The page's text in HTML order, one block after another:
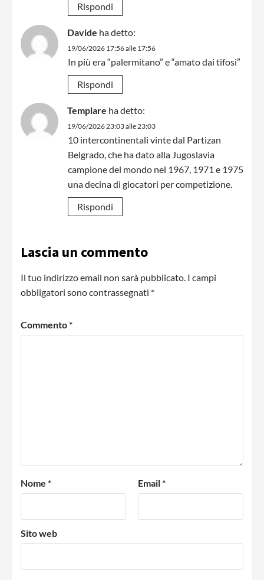
Rispondi
Davide ha detto:
19/06/2026 17:56 alle 17:56
In più era “palermitano” e “amato dai tifosi”
Rispondi
Templare ha detto:
19/06/2026 23:03 alle 23:03
10 intercontinentali vinte dal Partizan
Belgrado, che ha dato alla Jugoslavia
campione del mondo nel 1967, 1971 e 1975
una decina di giocatori per competizione.
Rispondi
Lascia un commento
Il tuo indirizzo email non sarà pubblicato. I campi
obbligatori sono contrassegnati *
Commento*
Nome * Email*
Sito web